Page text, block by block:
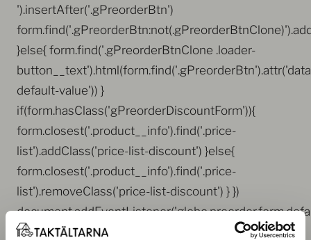
').insertAfter('.gPreorderBtn')
}else{ form.find('.gPreorderBtnClone .loader-
default-value')) }
if(form.hasClass('gPreorderDiscountForm')){
form.closest('.product__info').find('.price-
list').addClass('price-list-discount') }else{
form.closest('.product__info').find('.price-
list').removeClass('price-list-discount') } })
e => { const form = e.detail.form;